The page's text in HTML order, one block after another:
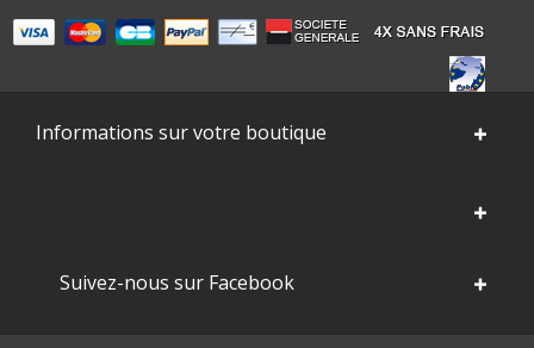
Informations sur votre boutique
Suivez-nous sur Facebook